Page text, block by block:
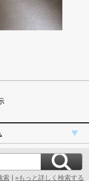
索 | »もっと詳しく検索する